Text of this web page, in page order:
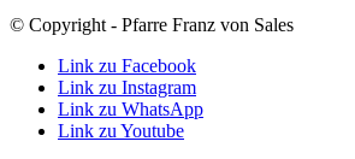
© Copyright - Pfarre Franz von Sales
Link zu Facebook
Link zu Instagram
Link zu WhatsApp
Link zu Youtube